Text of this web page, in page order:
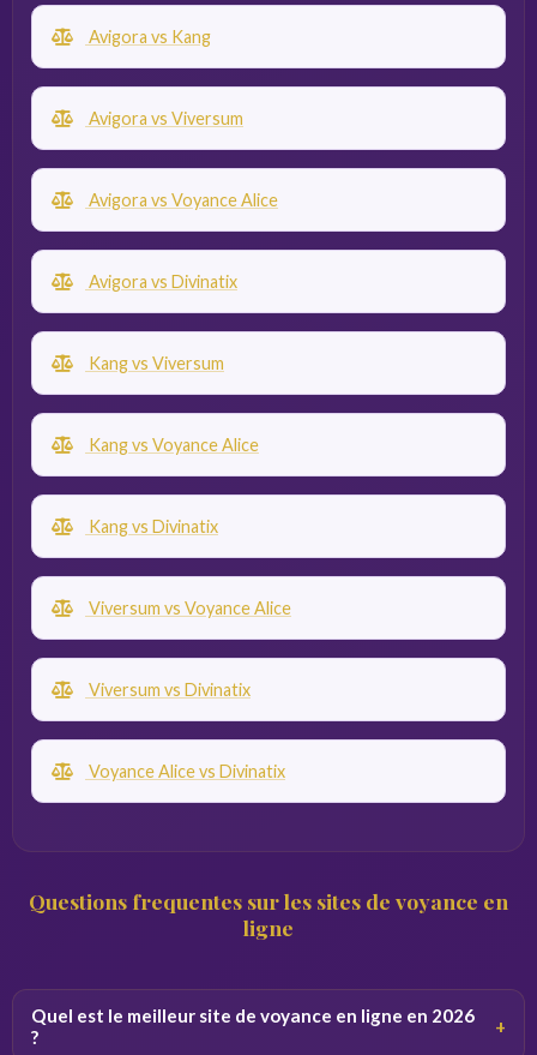
Avigora vs Kang
Avigora vs Viversum
Avigora vs Voyance Alice
Avigora vs Divinatix
Kang vs Viversum
Kang vs Voyance Alice
Kang vs Divinatix
Viversum vs Voyance Alice
Viversum vs Divinatix
Voyance Alice vs Divinatix
Questions frequentes sur les sites de voyance en
ligne
Quel est le meilleur site de voyance en ligne en 2026
?
+